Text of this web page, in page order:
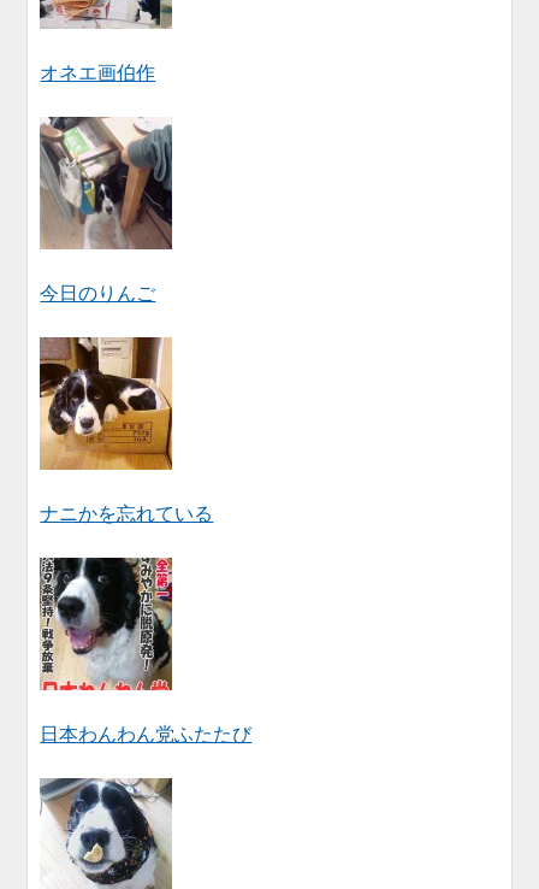
オネエ画伯作
今日のりんご
ナニかを忘れている
日本わんわん党ふたたび